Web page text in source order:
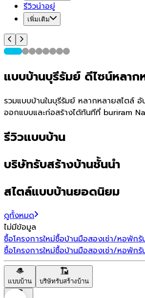
รีวิวน่าอยู่
เพิ่มเติม
แบบบ้านบุรีรัมย์ ดีไซน์หลา
รวมแบบบ้านในบุรีรัมย์ หลากหลายสไตล์
ออกแบบและก่อสร้างได้ทันทีที่ buriram
รีวิวแบบบ้าน
บริษัทรับสร้างบ้านชั้นนำ
สไตล์แบบบ้านยอดนิยม
ดูทั้งหมด
ไม่มีข้อมูล
ซื้อโครงการใหม่ซื้อบ้านมือสองเช่า/หอพักรั
ซื้อโครงการใหม่ซื้อบ้านมือสองเช่า/หอพักรั
แบบบ้าน บริษัทรับสร้างบ้าน